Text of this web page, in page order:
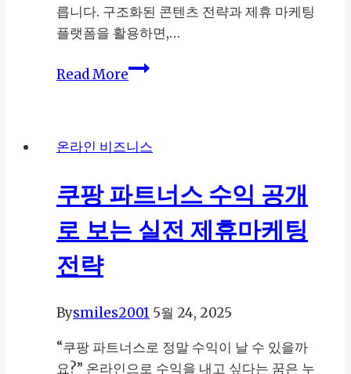
릅니다. 구조화된 콘텐츠 전략과 제휴 마케팅
플랫폼을 활용하면,…
Read More티
블
그
휴
으
로
월
온라인 비즈니스
쿠팡 파트너스 수익 공개
로 보는 실전 제휴마케팅
전략
Bysmiles2001 5월 24, 2025
“쿠팡 파트너스로 정말 수익이 날 수 있을까
요?” 온라인으로 수익을 내고 싶다는 꿈은 누